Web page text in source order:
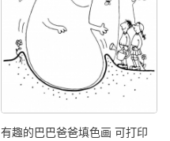
有趣的巴巴爸爸填色画 可打印